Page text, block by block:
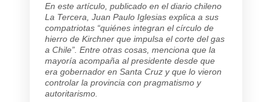
En este artículo, publicado en el diario chileno
La Tercera , Juan Paulo Iglesias explica a sus
compatriotas “quiénes integran el círculo de
hierro de Kirchner que impulsa el corte del gas
a Chile”. Entre otras cosas, menciona que la
mayoría acompaña al presidente desde que
era gobernador en Santa Cruz y que lo vieron
controlar la provincia con pragmatismo y
autoritarismo.